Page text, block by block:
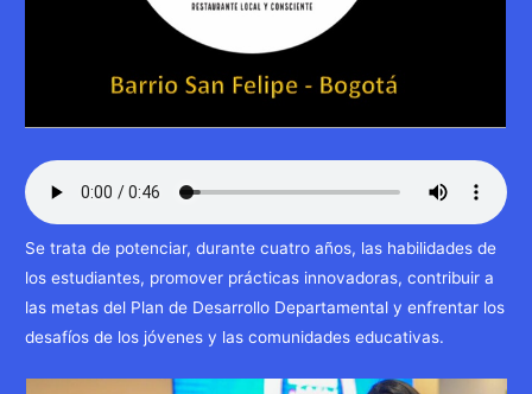
Se trata de potenciar, durante cuatro años, las habilidades de
los estudiantes, promover prácticas innovadoras, contribuir a
las metas del Plan de Desarrollo Departamental y enfrentar los
desafíos de los jóvenes y las comunidades educativas.